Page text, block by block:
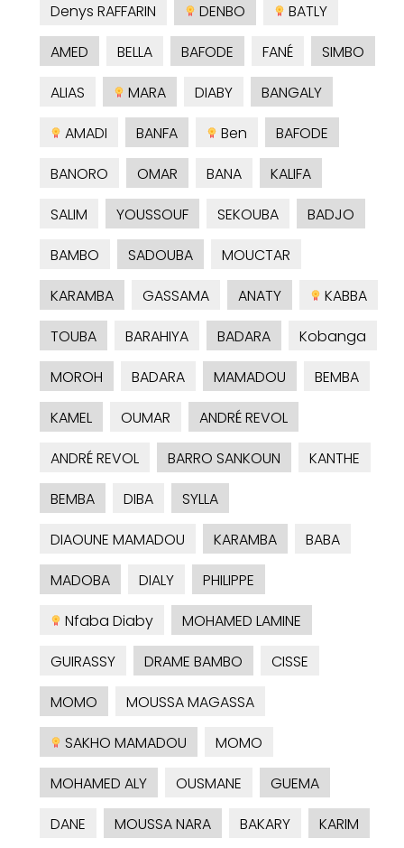
Denys RAFFARIN
DENBO
BATLY
AMED
BELLA BAFODE FANÉ
SIMBO
ALIAS
MARA DIABY
BANGALY
AMADI
BANFA Ben
BAFODE
BANORO
OMAR BANA
KALIFA
SALIM
YOUSSOUF SEKOUBA
BADJO
BAMBO
SADOUBA
MOUCTAR
KARAMBA
GASSAMA ANATY
KABBA
TOUBA
BARAHIYA BADARA
Kobanga
MOROH
BADARA MAMADOU
BEMBA
KAMEL
OUMAR
ANDRÉ REVOL
ANDRÉ REVOL
BARRO SANKOUN
KANTHE
BEMBA
DIBA
SYLLA
DIAOUNE MAMADOU
KARAMBA
BABA
MADOBA
DIALY
PHILIPPE
Nfaba Diaby
MOHAMED LAMINE
GUIRASSY
DRAME BAMBO
CISSE
MOMO
MOUSSA MAGASSA
SAKHO MAMADOU
MOMO
MOHAMED ALY
OUSMANE
GUEMA
DANE
MOUSSA NARA BAKARY
KARIM